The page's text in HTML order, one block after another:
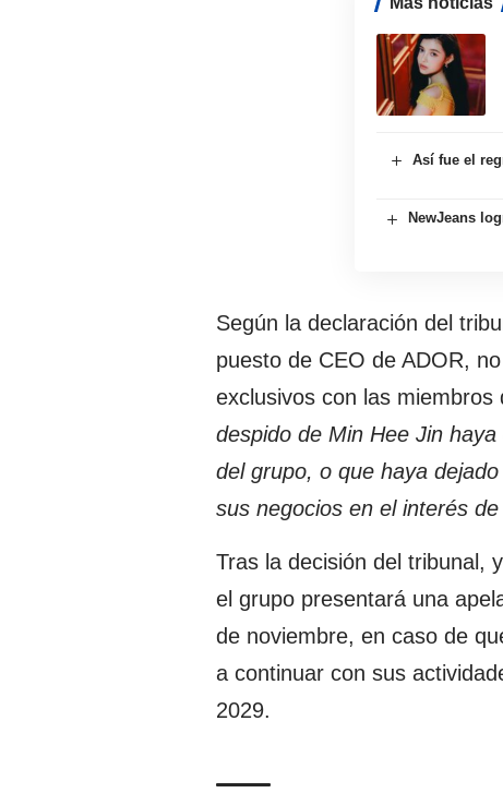
Así fue el
NewJeans
Según la declaración del
puesto de CEO de ADOR,
exclusivos con las miembros
despido de Min Hee Jin
del grupo, o que haya
sus negocios en el interés
Tras la decisión del tribunal,
el grupo presentará una
de noviembre, en caso de
a continuar con sus
2029.